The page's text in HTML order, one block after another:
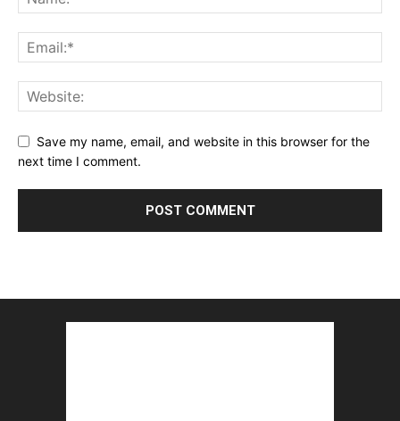
Save my name, email, and website in this browser for the
next time I comment.